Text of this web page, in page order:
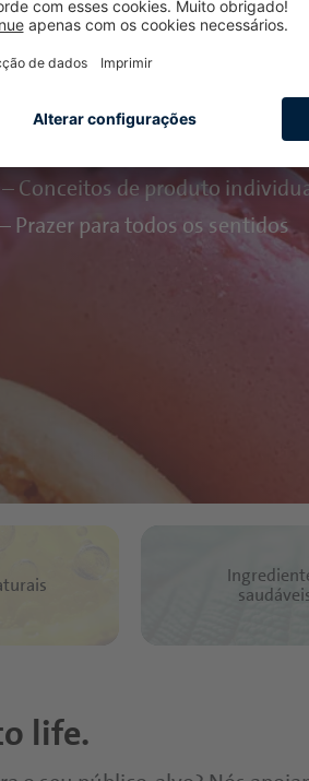
vivos a tons de laranja
Conceitos de produto
Prazer para todos os sentidos
life.